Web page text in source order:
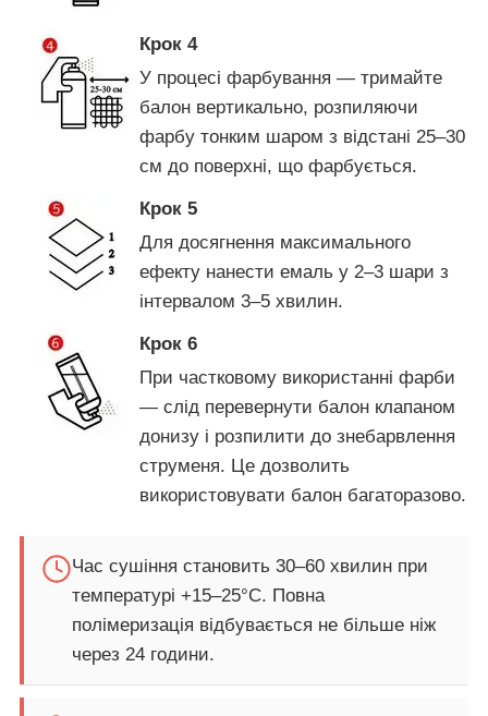
Крок 4
У процесі фарбування — тримайте
балон вертикально, розпиляючи
фарбу тонким шаром з відстані 25–30
см до поверхні, що фарбується.
Крок 5
Для досягнення максимального
ефекту нанести емаль у 2–3 шари з
інтервалом 3–5 хвилин.
Крок 6
При частковому використанні фарби
— слід перевернути балон клапаном
донизу і розпилити до знебарвлення
струменя. Це дозволить
використовувати балон багаторазово.
Час сушіння становить 30–60 хвилин при
температурі +15–25°C. Повна
полімеризація відбувається не більше ніж
через 24 години.